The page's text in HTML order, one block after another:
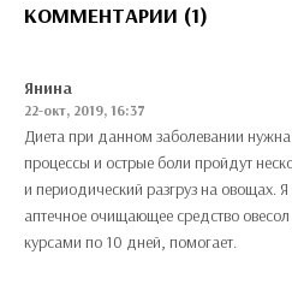
КОММЕНТАРИИ (1)
Янина
22-окт, 2019, 16:37
Диета при данном заболевании
процессы и острые боли пройдут
и периодический разгруз на овощах.
аптечное очищающее средство
курсами по 10 дней, помогает.